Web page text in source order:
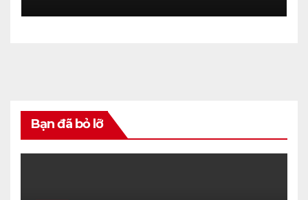
Bạn đã bỏ lỡ